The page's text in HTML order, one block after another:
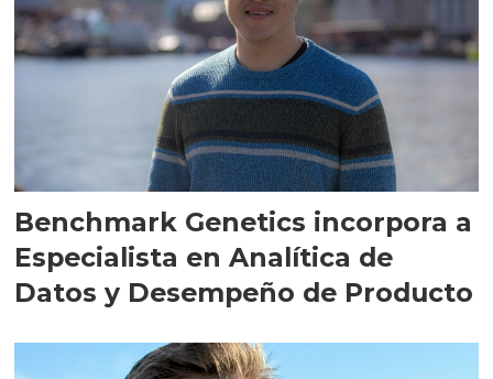
Benchmark Genetics incorpora a
Especialista en Analítica de
Datos y Desempeño de Producto